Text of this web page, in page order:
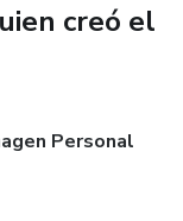
creó el
Personal